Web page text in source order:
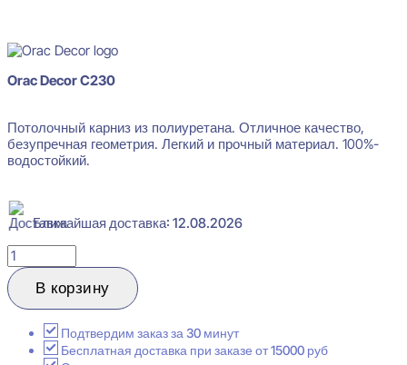
Orac Decor C230
Потолочный карниз из полиуретана. Отличное качество,
безупречная геометрия. Легкий и прочный материал. 100%-
водостойкий.
Ближайшая доставка: 12.08.2026
Количество
товара
Orac
Decor
Карниз
потолочный
В корзину
Подтвердим заказ за 30 минут
Бесплатная доставка при заказе от 15000 руб